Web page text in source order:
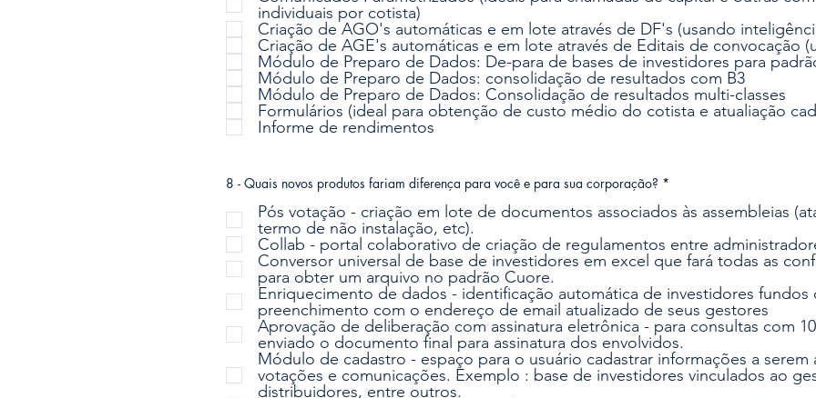
t
ó
r
i
o
individuais por cotista)
Criação de AGO's automáticas e em lote através
Módulo de Preparo de Dados: De-para de bases de investidores para
Módulo de Preparo de Dados: consolidação de resultados com B3
Módulo de Preparo de Dados: Consolidação de resultados multi-classes
Formulários (ideal para obtenção de custo médio do cotista e atualiação
Informe de rendimentos
8 - Quais novos produtos fariam diferença para você e para sua corporação? *
r
i
a
t
ó
r
i
o
Pós votação - criação em lote de documentos associados às assembleias
termo de não instalação, etc).
Collab - portal colaborativo de criação de regulamentos entre
Conversor universal de base de investidores em excel que fará todas as
para obter um arquivo no padrão Cuore.
Enriquecimento de dados - identificação automática de investidores fundos
preenchimento com o endereço de email atualizado de seus gestores
Aprovação de deliberação com assinatura eletrônica - para consultas com
enviado o documento final para assinatura dos envolvidos.
Módulo de cadastro - espaço para o usuário cadastrar informações a serem
votações e comunicações. Exemplo : base de investidores vinculados ao
distribuidores, entre outros.